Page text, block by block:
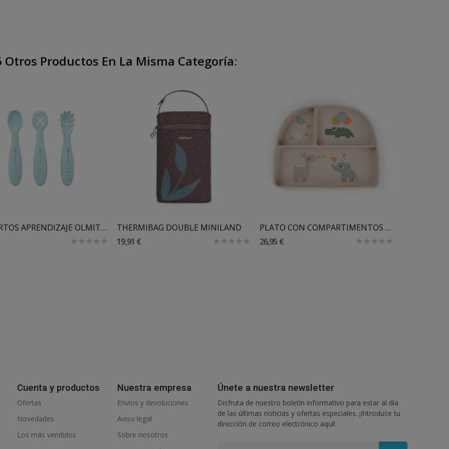
Otros Productos En La Misma Categoría:
CUBIERTOS APRENDIZAJE OLMITOS
THERMIBAG DOUBLE MINILAND
19,91 €
PLATO CON COMPARTIMENTOS STICK&STAY DONE BY DEER
26,95 €
Cuenta y productos
Ofertas
Novedades
Los más vendidos
Nuestra empresa
Envíos y devoluciones
Aviso legal
Sobre nosotros
Únete a nuestra newsletter
Disfruta de nuestro boletín informativo para estar al día
de las últimas noticias y ofertas especiales. ¡Introduce tu
dirección de correo electrónico aquí!